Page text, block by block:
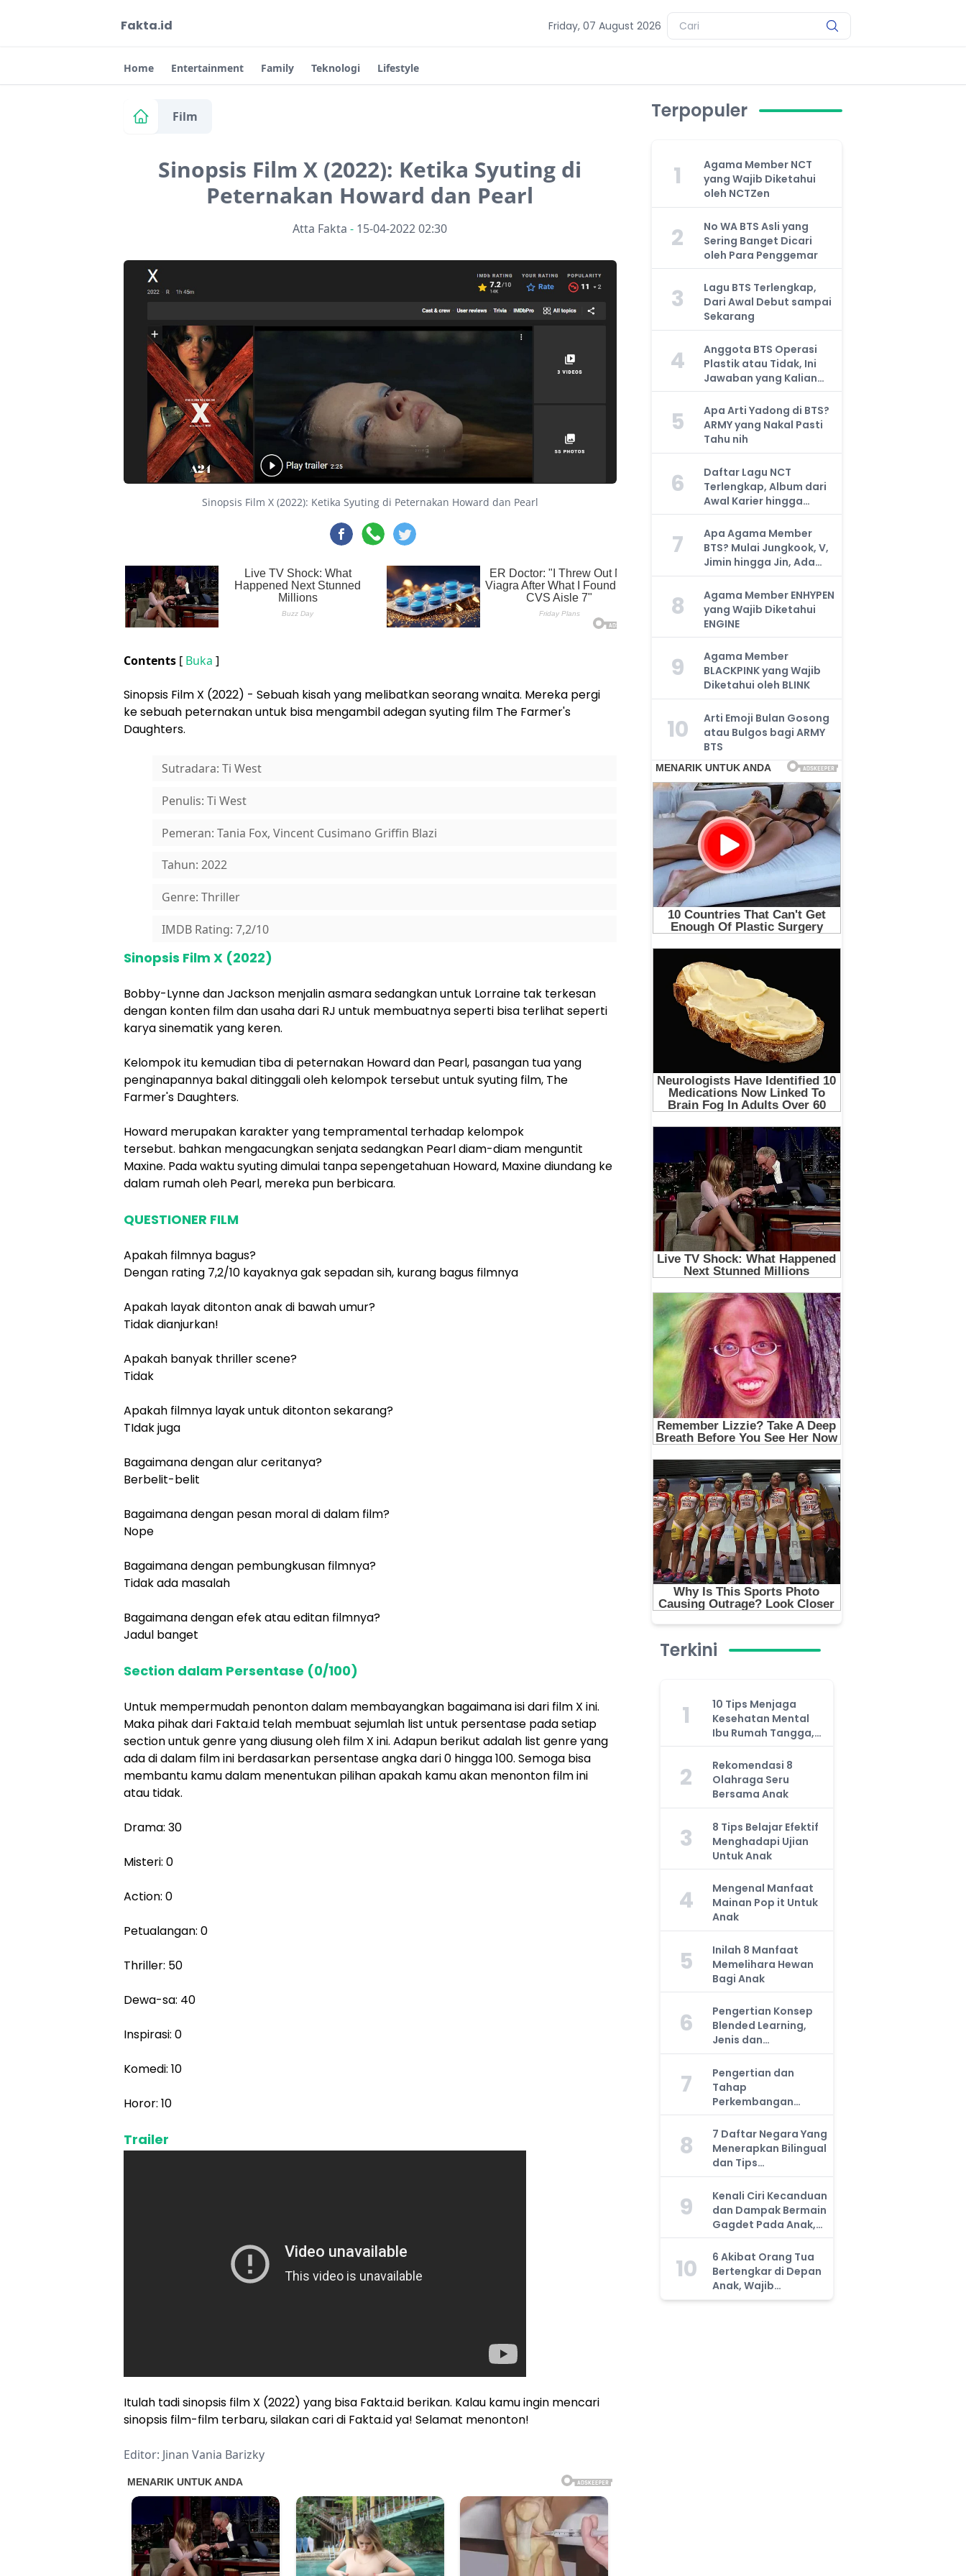
Fakta.id Friday, 07 August 2026
Home Entertainment Family Teknologi Lifestyle
Film
Sinopsis Film X (2022): Ketika Syuting di
Peternakan Howard dan Pearl
Atta Fakta - 15-04-2022 02:30
Sinopsis Film X (2022): Ketika Syuting di Peternakan Howard dan Pearl
Contents [ Buka ]
Sinopsis Film X (2022) - Sebuah kisah yang melibatkan seorang wnaita. Mereka pergi
ke sebuah peternakan untuk bisa mengambil adegan syuting film The Farmer's
Daughters.
Sutradara: Ti West
Penulis: Ti West
Pemeran: Tania Fox, Vincent Cusimano Griffin Blazi
Tahun: 2022
Genre: Thriller
IMDB Rating: 7,2/10
Sinopsis Film X (2022)
Bobby-Lynne dan Jackson menjalin asmara sedangkan untuk Lorraine tak terkesan
dengan konten film dan usaha dari RJ untuk membuatnya seperti bisa terlihat seperti
karya sinematik yang keren.
Kelompok itu kemudian tiba di peternakan Howard dan Pearl, pasangan tua yang
penginapannya bakal ditinggali oleh kelompok tersebut untuk syuting film, The
Farmer's Daughters.
Howard merupakan karakter yang tempramental terhadap kelompok
tersebut. bahkan mengacungkan senjata sedangkan Pearl diam-diam menguntit
Maxine. Pada waktu syuting dimulai tanpa sepengetahuan Howard, Maxine diundang ke
dalam rumah oleh Pearl, mereka pun berbicara.
QUESTIONER FILM
Apakah filmnya bagus?
Dengan rating 7,2/10 kayaknya gak sepadan sih, kurang bagus filmnya
Apakah layak ditonton anak di bawah umur?
Tidak dianjurkan!
Apakah banyak thriller scene?
Tidak
Apakah filmnya layak untuk ditonton sekarang?
TIdak juga
Bagaimana dengan alur ceritanya?
Berbelit-belit
Bagaimana dengan pesan moral di dalam film?
Nope
Bagaimana dengan pembungkusan filmnya?
Tidak ada masalah
Bagaimana dengan efek atau editan filmnya?
Jadul banget
Section dalam Persentase (0/100)
Untuk mempermudah penonton dalam membayangkan bagaimana isi dari film X ini.
Maka pihak dari Fakta.id telah membuat sejumlah list untuk persentase pada setiap
section untuk genre yang diusung oleh film X ini. Adapun berikut adalah list genre yang
ada di dalam film ini berdasarkan persentase angka dari 0 hingga 100. Semoga bisa
membantu kamu dalam menentukan pilihan apakah kamu akan menonton film ini
atau tidak.
Drama: 30
Misteri: 0
Action: 0
Petualangan: 0
Thriller: 50
Dewa-sa: 40
Inspirasi: 0
Komedi: 10
Horor: 10
Trailer
Itulah tadi sinopsis film X (2022) yang bisa Fakta.id berikan. Kalau kamu ingin mencari
sinopsis film-film terbaru, silakan cari di Fakta.id ya! Selamat menonton!
Editor: Jinan Vania Barizky
Terpopuler
1
Agama Member NCT
yang Wajib Diketahui
oleh NCTZen
2
No WA BTS Asli yang
Sering Banget Dicari
oleh Para Penggemar
3
Lagu BTS Terlengkap,
Dari Awal Debut sampai
Sekarang
4
Anggota BTS Operasi
Plastik atau Tidak, Ini
Jawaban yang Kalian
Cari
5
Apa Arti Yadong di BTS?
ARMY yang Nakal Pasti
Tahu nih
6
Daftar Lagu NCT
Terlengkap, Album dari
Awal Karier hingga
Sekarang
7
Apa Agama Member
BTS? Mulai Jungkook, V,
Jimin hingga Jin, Ada
yang Atheis
8
Agama Member ENHYPEN
yang Wajib Diketahui
ENGINE
9
Agama Member
BLACKPINK yang Wajib
Diketahui oleh BLINK
10
Arti Emoji Bulan Gosong
atau Bulgos bagi ARMY
BTS
Terkini
1
10 Tips Menjaga
Kesehatan Mental
Ibu Rumah Tangga,
Jangan Anggap
Remeh!
2
Rekomendasi 8
Olahraga Seru
Bersama Anak
3
8 Tips Belajar Efektif
Menghadapi Ujian
Untuk Anak
4
Mengenal Manfaat
Mainan Pop it Untuk
Anak
5
Inilah 8 Manfaat
Memelihara Hewan
Bagi Anak
6
Pengertian Konsep
Blended Learning,
Jenis dan
Manfaatnya, Anda
Harus Tahu!
7
Pengertian dan
Tahap
Perkembangan
Kemampuan Kognitif
Anak, Bunda Wajib
Tahu!
8
7 Daftar Negara Yang
Menerapkan Bilingual
dan Tips
Mengajarkan Pada
Anak
9
Kenali Ciri Kecanduan
dan Dampak Bermain
Gagdet Pada Anak,
Orang Tua Wajib
Tahu!
10
6 Akibat Orang Tua
Bertengkar di Depan
Anak, Wajib
Waspada!